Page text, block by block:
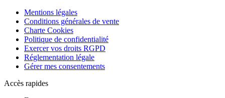
Mentions légales
Conditions générales de vente
Charte Cookies
Politique de confidentialité
Exercer vos droits RGPD
Réglementation légale
Gérer mes consentements
Accès rapides